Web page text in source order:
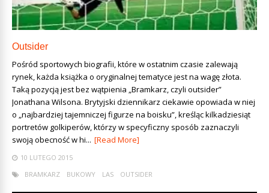
Outsider
Pośród sportowych biografii, które w ostatnim czasie zalewają
rynek, każda książka o oryginalnej tematyce jest na wagę złota.
Taką pozycją jest bez wątpienia „Bramkarz, czyli outsider”
Jonathana Wilsona. Brytyjski dziennikarz ciekawie opowiada w niej
o „najbardziej tajemniczej figurze na boisku”, kreśląc kilkadziesiąt
portretów golkiperów, którzy w specyficzny sposób zaznaczyli
swoją obecność w hi... [Read More]
10 LUTEGO 2015
BRAMKARZ
BUKOWY LAS OUTSIDER